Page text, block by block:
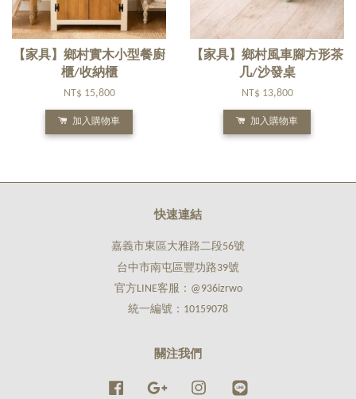
【家具】鄉村實木小型餐廚
櫃/收納櫃
NT$ 15,800
加入購物車
【家具】鄉村風車腳方形茶
几/沙發桌
NT$ 13,800
加入購物車
快速連結
嘉義市東區大雅路二段56號
台中市南屯區豐功路39號
官方LINE客服：@936izrwo
統一編號：10159078
關注我們
Facebook Google Instagram